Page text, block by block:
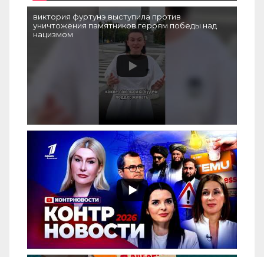
виктория фуртунэ выступила против
уничтожения памятников героям победы над
нацизмом